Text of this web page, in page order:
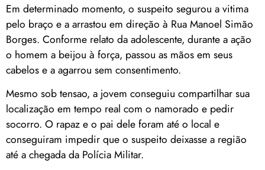
Em determinado momento, o suspeito segurou a vitima
pelo braço e a arrastou em direção à Rua Manoel Simão
Borges. Conforme relato da adolescente, durante a ação
o homem a beijou à força, passou as mãos em seus
cabelos e a agarrou sem consentimento.
Mesmo sob tensao, a jovem conseguiu compartilhar sua
localização em tempo real com o namorado e pedir
socorro. O rapaz e o pai dele foram até o local e
conseguiram impedir que o suspeito deixasse a região
até a chegada da Polícia Militar.